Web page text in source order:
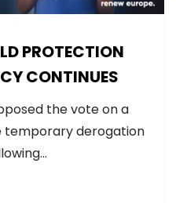
PROTECTION
CONTINUES
the vote on a
temporary derogation